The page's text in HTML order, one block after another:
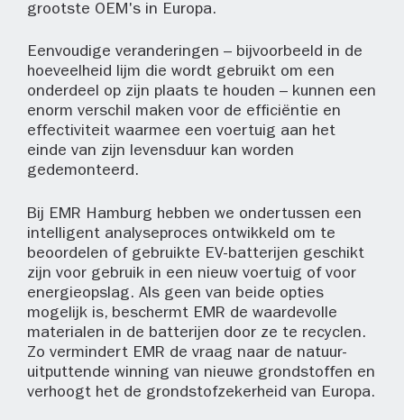
grootste OEM's in Europa.
Eenvoudige veranderingen – bijvoorbeeld in de
hoeveelheid lijm die wordt gebruikt om een
onderdeel op zijn plaats te houden – kunnen een
enorm verschil maken voor de efficiëntie en
effectiviteit waarmee een voertuig aan het
einde van zijn levensduur kan worden
gedemonteerd.
Bij EMR Hamburg hebben we ondertussen een
intelligent analyseproces ontwikkeld om te
beoordelen of gebruikte EV-batterijen geschikt
zijn voor gebruik in een nieuw voertuig of voor
energieopslag. Als geen van beide opties
mogelijk is, beschermt EMR de waardevolle
materialen in de batterijen door ze te recyclen.
Zo vermindert EMR de vraag naar de natuur-
uitputtende winning van nieuwe grondstoffen en
verhoogt het de grondstofzekerheid van Europa.